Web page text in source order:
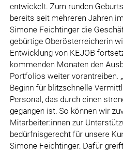
entwickelt. Zum runden
bereits seit mehreren Jahren
Simone Feichtinger die
gebürtige Oberösterreicherin
Entwicklung von KEJOB
kommenden Monaten den
Portfolios weiter vorantreiben.
Beginn für blitzschnelle
Personal, das durch einen
gegangen ist. So können wir
Mitarbeiter:innen zur
bedürfnisgerecht für unsere
Simone Feichtinger. Dafür